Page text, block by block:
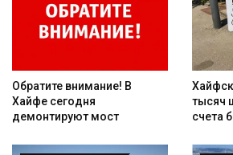
Обратите внимание! В
Хайфе сегодня
демонтируют мост
тысяч
счета